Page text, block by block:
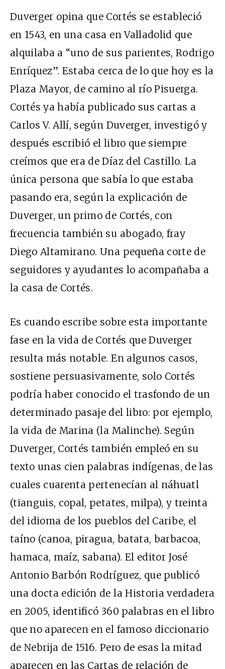
Duverger opina que Cortés se estableció
en 1543, en una casa en Valladolid que
alquilaba a “uno de sus parientes, Rodrigo
Enríquez”. Estaba cerca de lo que hoy es la
Plaza Mayor, de camino al río Pisuerga.
Cortés ya había publicado sus cartas a
Carlos V. Allí, según Duverger, investigó y
después escribió el libro que siempre
creímos que era de Díaz del Castillo. La
única persona que sabía lo que estaba
pasando era, según la explicación de
Duverger, un primo de Cortés, con
frecuencia también su abogado, fray
Diego Altamirano. Una pequeña corte de
seguidores y ayudantes lo acompañaba a
la casa de Cortés.
Es cuando escribe sobre esta importante
fase en la vida de Cortés que Duverger
resulta más notable. En algunos casos,
sostiene persuasivamente, solo Cortés
podría haber conocido el trasfondo de un
determinado pasaje del libro: por ejemplo,
la vida de Marina (la Malinche). Según
Duverger, Cortés también empleó en su
texto unas cien palabras indígenas, de las
cuales cuarenta pertenecían al náhuatl
(tianguis, copal, petates, milpa), y treinta
del idioma de los pueblos del Caribe, el
taíno (canoa, piragua, batata, barbacoa,
hamaca, maíz, sabana). El editor José
Antonio Barbón Rodríguez, que publicó
una docta edición de la Historia verdadera
en 2005, identificó 360 palabras en el libro
que no aparecen en el famoso diccionario
de Nebrija de 1516. Pero de esas la mitad
aparecen en las Cartas de relación de